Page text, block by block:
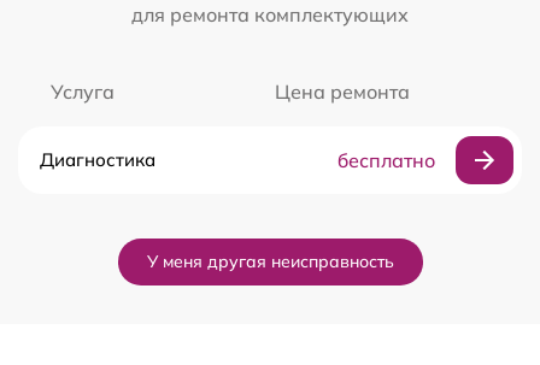
для ремонта комплектующих
Услуга Цена ремонта
Диагностика бесплатно
У меня другая неисправность